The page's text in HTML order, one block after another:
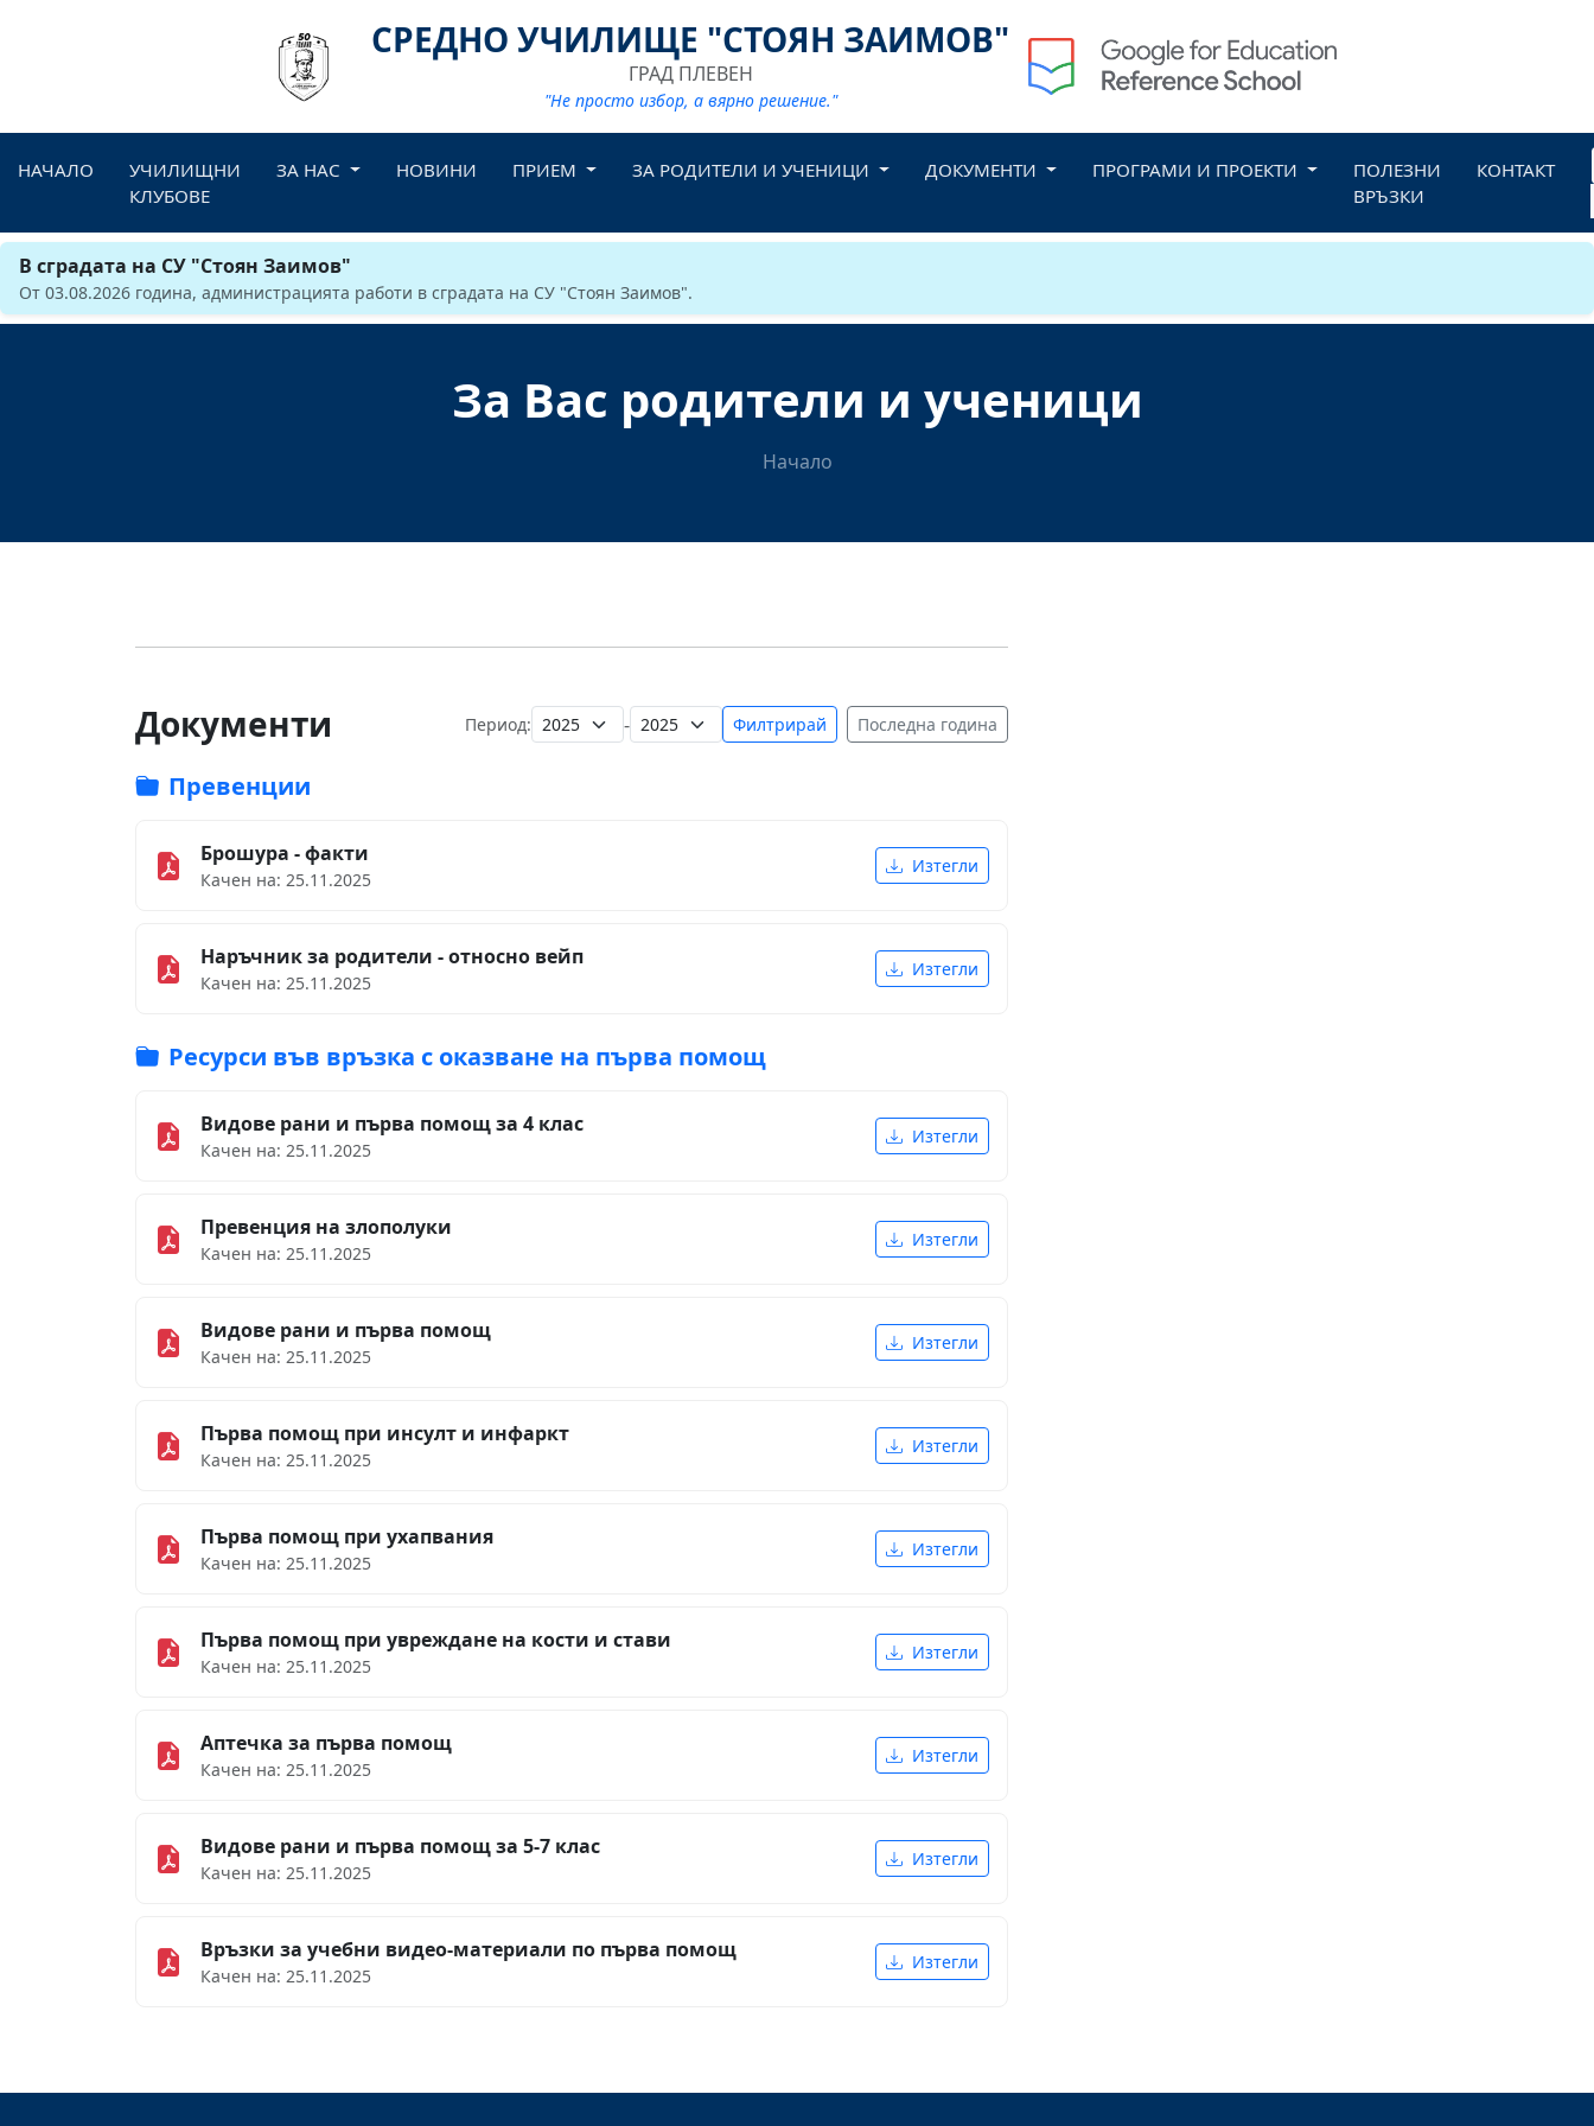
СРЕДНО УЧИЛИЩЕ "СТОЯН ЗАИМОВ"
ГРАД ПЛЕВЕН
"Не просто избор, а вярно решение."
НАЧАЛО
УЧИЛИЩНИ
КЛУБОВЕ
ЗА НАС НОВИНИ ПРИЕМ ЗА РОДИТЕЛИ И УЧЕНИЦИ ДОКУМЕНТИ ПРОГРАМИ И ПРОЕКТИ
ПОЛЕЗНИ
ВРЪЗКИ
КОНТАКТ
В сградата на СУ "Стоян Заимов"
От 03.08.2026 година, администрацията работи в сградата на СУ "Стоян Заимов".
За Вас родители и ученици
Начало
Документи Период: - Филтрирай Последна година
Превенции
Брошура - факти
Качен на: 25.11.2025
Изтегли
Наръчник за родители - относно вейп
Качен на: 25.11.2025
Изтегли
Ресурси във връзка с оказване на първа помощ
Видове рани и първа помощ за 4 клас
Качен на: 25.11.2025
Изтегли
Превенция на злополуки
Качен на: 25.11.2025
Изтегли
Видове рани и първа помощ
Качен на: 25.11.2025
Изтегли
Първа помощ при инсулт и инфаркт
Качен на: 25.11.2025
Изтегли
Първа помощ при ухапвания
Качен на: 25.11.2025
Изтегли
Първа помощ при увреждане на кости и стави
Качен на: 25.11.2025
Изтегли
Аптечка за първа помощ
Качен на: 25.11.2025
Изтегли
Видове рани и първа помощ за 5-7 клас
Качен на: 25.11.2025
Изтегли
Връзки за учебни видео-материали по първа помощ
Качен на: 25.11.2025
Изтегли